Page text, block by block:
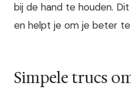
bij de hand te houden.
en helpt je om je beter
Simpele trucs